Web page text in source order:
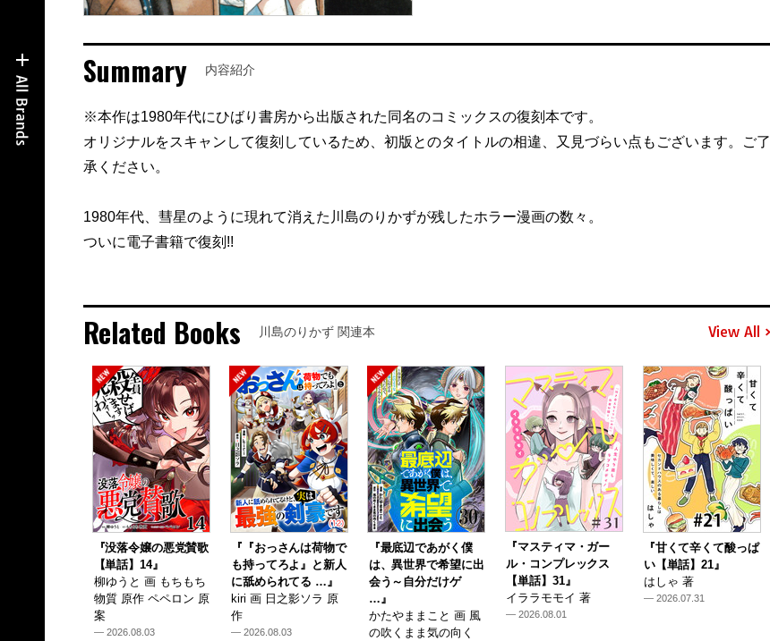
Summary 内容紹介
※本作は1980年代にひばり書房から出版された同名のコミックスの復刻本です。
オリジナルをスキャンして復刻しているため、初版とのタイトルの相違、又見づらい点もございます。ご了
承ください。
1980年代、彗星のように現れて消えた川島のりかずが残したホラー漫画の数々。
ついに電子書籍で復刻!!
Related Books 川島のりかず 関連本 View All
『没落令嬢の悪党賛歌
【単話】14』
柳ゆうと 画 もちもち
物質 原作 ペペロン 原
案
— 2026.08.03
『『おっさんは荷物で
も持ってろよ』と新人
に舐められてる …』
kiri 画 日之影ソラ 原
作
— 2026.08.03
『最底辺であがく僕
は、異世界で希望に出
会う～自分だけゲ
…』
かたやままこと 画 風
の吹くまま気の向く
『マスティマ・ガー
ル・コンプレックス
【単話】31』
イララモモイ 著
— 2026.08.01
『甘くて辛くて酸っぱ
い【単話】21』
はしゃ 著
— 2026.07.31